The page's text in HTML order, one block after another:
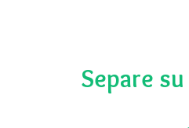
Separe